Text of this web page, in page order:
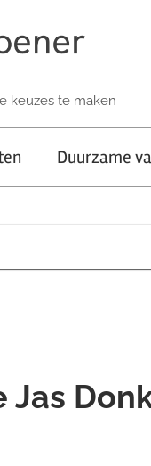
keuzes te maken
Duurzame
Jas